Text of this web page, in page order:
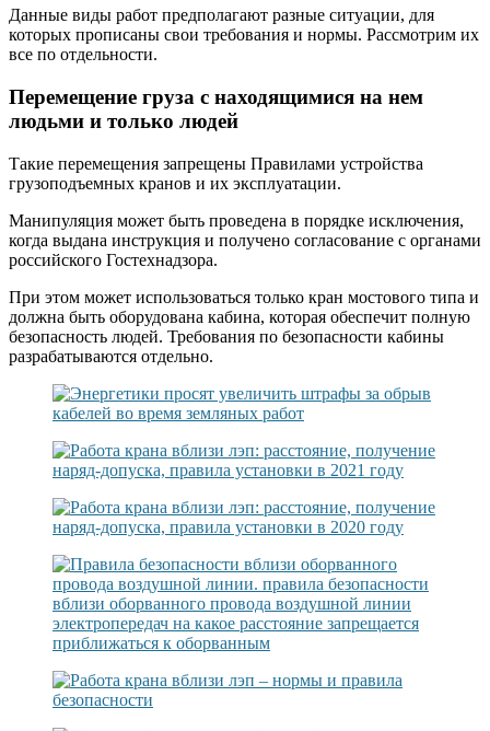
Данные виды работ предполагают разные ситуации, для
которых прописаны свои требования и нормы. Рассмотрим их
все по отдельности.
Перемещение груза с находящимися на нем
людьми и только людей
Такие перемещения запрещены Правилами устройства
грузоподъемных кранов и их эксплуатации.
Манипуляция может быть проведена в порядке исключения,
когда выдана инструкция и получено согласование с органами
российского Гостехнадзора.
При этом может использоваться только кран мостового типа и
должна быть оборудована кабина, которая обеспечит полную
безопасность людей. Требования по безопасности кабины
разрабатываются отдельно.